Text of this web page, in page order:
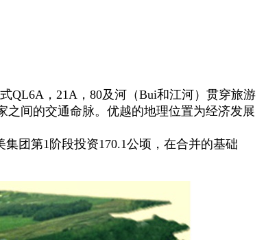
，21A，80及河（Bui和江河）贯穿旅游
之间的交通命脉。优越的地理位置为经济发展
团第1阶段投资170.1公顷，在合并的基础